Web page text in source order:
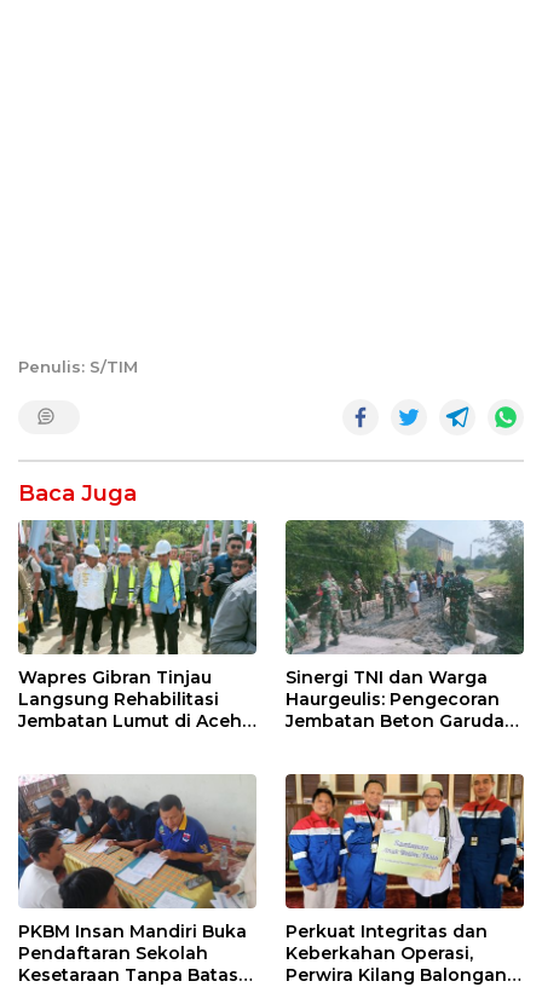
Penulis: S/TIM
Baca Juga
Wapres Gibran Tinjau
Langsung Rehabilitasi
Jembatan Lumut di Aceh
Sinergi TNI dan Warga
Haurgeulis: Pengecoran
Jembatan Beton Garuda
PKBM Insan Mandiri Buka
Pendaftaran Sekolah
Kesetaraan Tanpa Batas
Perkuat Integritas dan
Keberkahan Operasi,
Perwira Kilang Balongan